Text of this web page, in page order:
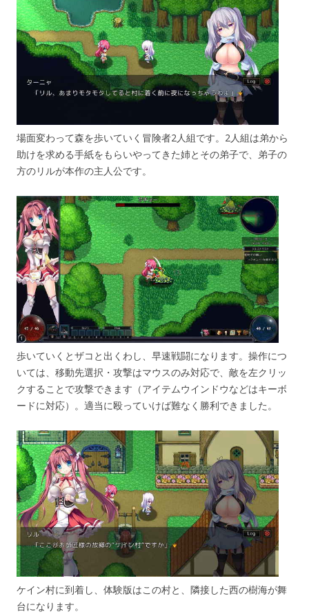
場面変わって森を歩いていく冒険者2人組です。2人組は弟から
助けを求める手紙をもらいやってきた姉とその弟子で、弟子の
方のリルが本作の主人公です。
歩いていくとザコと出くわし、早速戦闘になります。操作につ
いては、移動先選択・攻撃はマウスのみ対応で、敵を左クリッ
クすることで攻撃できます（アイテムウインドウなどはキーボ
ードに対応）。適当に殴っていけば難なく勝利できました。
ケイン村に到着し、体験版はこの村と、隣接した西の樹海が舞
台になります。